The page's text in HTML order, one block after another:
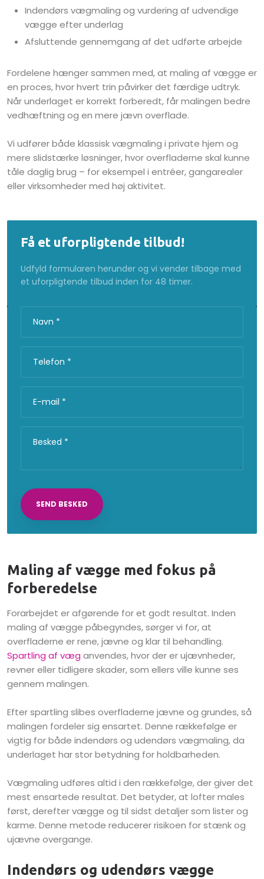
Indendørs vægmaling og vurdering af udvendige
vægge efter underlag
Afsluttende gennemgang af det udførte arbejde
Fordelene hænger sammen med, at maling af vægge er
en proces, hvor hvert trin påvirker det færdige udtryk.
Når underlaget er korrekt forberedt, får malingen bedre
vedhæftning og en mere jævn overflade.
Vi udfører både klassisk vægmaling i private hjem og
mere slidstærke løsninger, hvor overfladerne skal kunne
tåle daglig brug – for eksempel i entréer, gangarealer
eller virksomheder med høj aktivitet.
Få et uforpligtende tilbud!
Udfyld formularen herunder og vi vender tilbage med
et uforpligtende tilbud inden for 48 timer.
Maling af vægge med fokus på
forberedelse
​Forarbejdet er afgørende for et godt resultat. Inden
maling af vægge påbegyndes, sørger vi for, at
overfladerne er rene, jævne og klar til behandling.
Spartling af væg anvendes, hvor der er ujævnheder,
revner eller tidligere skader, som ellers ville kunne ses
gennem malingen.
Efter spartling slibes overfladerne jævne og grundes, så
malingen fordeler sig ensartet. Denne rækkefølge er
vigtig for både indendørs og udendørs vægmaling, da
underlaget har stor betydning for holdbarheden.
Vægmaling udføres altid i den rækkefølge, der giver det
mest ensartede resultat. Det betyder, at lofter males
først, derefter vægge og til sidst detaljer som lister og
karme. Denne metode reducerer risikoen for stænk og
ujævne overgange.
Indendørs og udendørs vægge